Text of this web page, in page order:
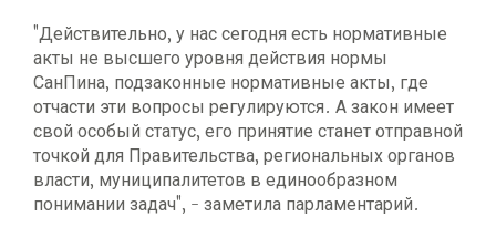
"Действительно, у нас сегодня есть нормативные
акты не высшего уровня действия нормы
СанПина, подзаконные нормативные акты, где
отчасти эти вопросы регулируются. А закон имеет
свой особый статус, его принятие станет отправной
точкой для Правительства, региональных органов
власти, муниципалитетов в единообразном
понимании задач", - заметила парламентарий.